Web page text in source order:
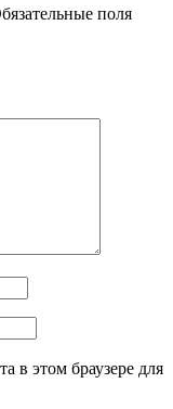
поля
в этом браузере для